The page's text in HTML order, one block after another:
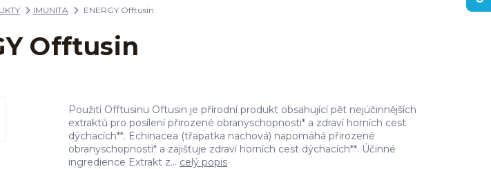
IMUNITA ENERGY Offtusin
Offtusin
Použití Offtusinu Oftusin je přírodní produkt obsahující pět nejúčinnějších
extraktů pro posílení přirozené obranyschopnosti* a zdraví horních cest
dýchacích**. Echinacea (třapatka nachová) napomáhá přirozené
obranyschopnosti* a zajišťuje zdraví horních cest dýchacích**. Účinné
ingredience Extrakt z... celý popis